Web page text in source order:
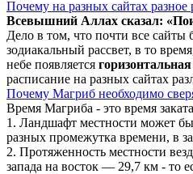
Почему на разных сайтах разное
Всевышний Аллах сказал:
Дело в том, что почти все
зодиакальный рассвет, в то
небе появляется
расписание на разных сайтах
Почему Магриб необходимо
Время Магриба - это время
1. Ландшафт местности может
разных промежутка времени, в
2. Протяженность местности
запада на восток — 29,7 км - то